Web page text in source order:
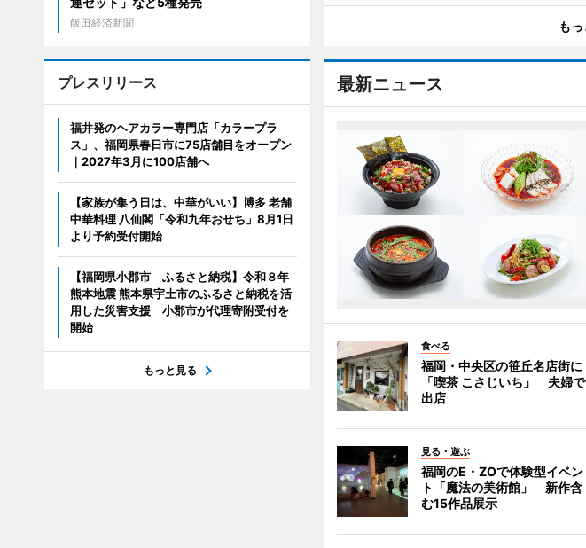
も
最新ニュース
食べる
福岡・中央区の笹丘名店街に
「喫茶 こさじいち」 夫婦で
出店
見る・遊ぶ
福岡のE・ZOで体験型イベン
ト「魔法の美術館」 新作含
む15作品展示
飯田経済新聞
プレスリリース
福井発のヘアカラー専門店「カラープラ
ス」、福岡県春日市に75店舗目をオープン
｜2027年3月に100店舗へ
【家族が集う日は、中華がいい】博多 老舗
中華料理 八仙閣「令和九年おせち」8月1日
より予約受付開始
【福岡県小郡市 ふるさと納税】令和８年
熊本地震 熊本県宇土市のふるさと納税を活
用した災害支援 小郡市が代理寄附受付を
開始
もっと見る